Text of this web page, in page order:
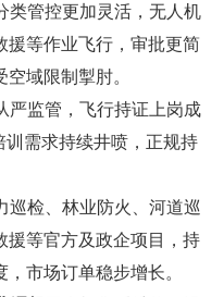
类管控更加灵活，无人机
援等作业飞行，审批更简
域限制掣肘。
严监管，飞行持证上岗成
需求持续井喷，正规持
巡检、林业防火、河道巡
援等官方及政企项目，持
市场订单稳步增长。